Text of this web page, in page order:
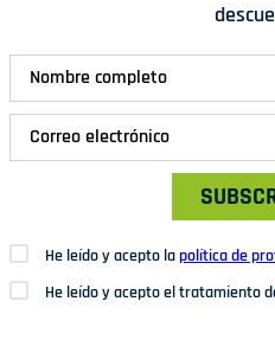
He leído y acepto lapolítica de
He leído y acepto el tratamiento